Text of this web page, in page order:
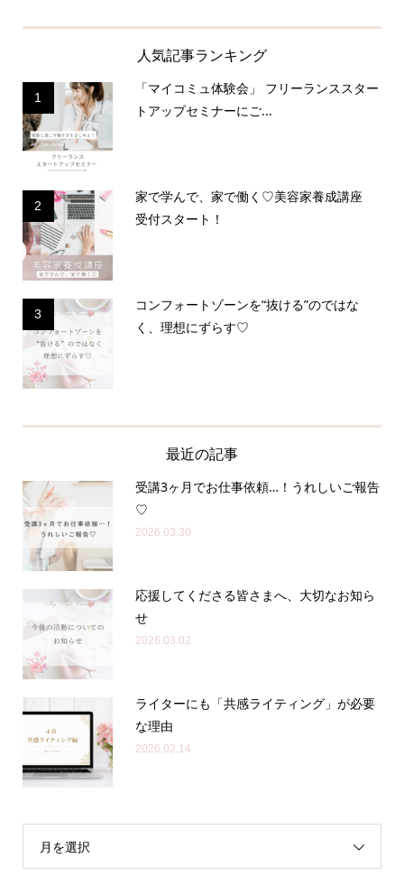
人気記事ランキング
1
「マイコミュ体験会」 フリーランススター
トアップセミナーにご...
2
家で学んで、家で働く♡美容家養成講座
受付スタート！
3
コンフォートゾーンを“抜ける”のではな
く、理想にずらす♡
最近の記事
受講3ヶ月でお仕事依頼…！うれしいご報告
♡
2026.03.30
応援してくださる皆さまへ、大切なお知ら
せ
2026.03.02
ライターにも「共感ライティング」が必要
な理由
2026.02.14
月を選択